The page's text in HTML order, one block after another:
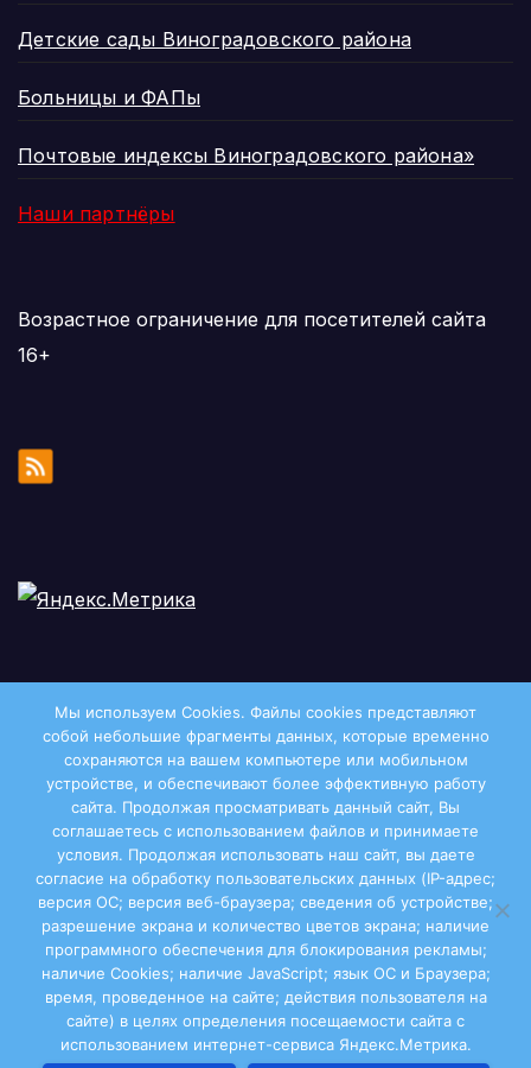
Детские сады Виноградовского района
Больницы и ФАПы
Почтовые индексы Виноградовского района»
Наши партнёры
Возрастное ограничение для посетителей сайта
16+
Двиноважье
Сайт работает на WordPress|Тема: Newsup, автор
Themeansar
Мы используем Cookies. Файлы сookies представляют
собой небольшие фрагменты данных, которые временно
сохраняются на вашем компьютере или мобильном
устройстве, и обеспечивают более эффективную работу
сайта. Продолжая просматривать данный сайт, Вы
соглашаетесь с использованием файлов и принимаете
условия. Продолжая использовать наш сайт, вы даете
согласие на обработку пользовательских данных (IP-адрес;
версия ОС; версия веб-браузера; сведения об устройстве;
разрешение экрана и количество цветов экрана; наличие
программного обеспечения для блокирования рекламы;
наличие Cookies; наличие JavaScript; язык ОС и Браузера;
время, проведенное на сайте; действия пользователя на
сайте) в целях определения посещаемости сайта с
использованием интернет-сервиса Яндекс.Метрика.